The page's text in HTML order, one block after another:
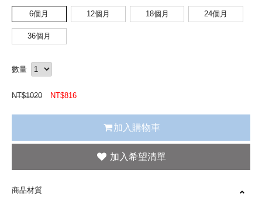
6個月 12個月 18個月 24個月
36個月
數量
NT$1020 NT$816
加入購物車
商品材質